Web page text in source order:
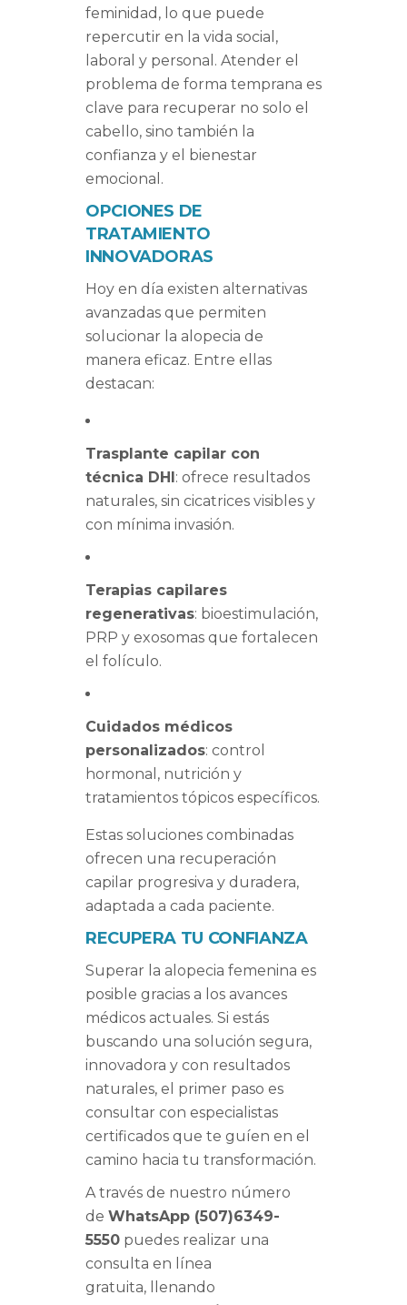
feminidad, lo que puede
repercutir en la vida social,
laboral y personal. Atender el
problema de forma temprana es
clave para recuperar no solo el
cabello, sino también la
confianza y el bienestar
emocional.
OPCIONES DE
TRATAMIENTO
INNOVADORAS
Hoy en día existen alternativas
avanzadas que permiten
solucionar la alopecia de
manera eficaz. Entre ellas
destacan:
Trasplante capilar con
técnica DHI: ofrece resultados
naturales, sin cicatrices visibles y
con mínima invasión.
Terapias capilares
regenerativas: bioestimulación,
PRP y exosomas que fortalecen
el folículo.
Cuidados médicos
personalizados: control
hormonal, nutrición y
tratamientos tópicos específicos.
Estas soluciones combinadas
ofrecen una recuperación
capilar progresiva y duradera,
adaptada a cada paciente.
RECUPERA TU CONFIANZA
Superar la alopecia femenina es
posible gracias a los avances
médicos actuales. Si estás
buscando una solución segura,
innovadora y con resultados
naturales, el primer paso es
consultar con especialistas
certificados que te guíen en el
camino hacia tu transformación.
A través de nuestro número
de WhatsApp (507)6349-
5550 puedes realizar una
consulta en línea
gratuita, llenando